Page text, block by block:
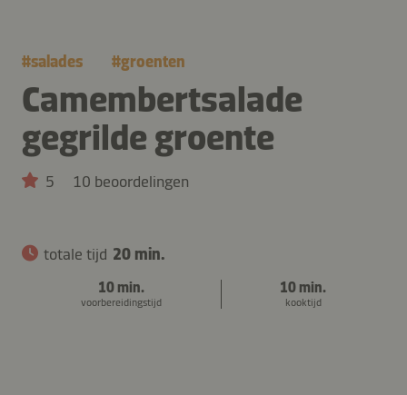
#salades #groenten
Camembertsalade
gegrilde groente
5 10 beoordelingen
totale tijd 20 min.
10 min.
voorbereidingstijd
10 min.
kooktijd